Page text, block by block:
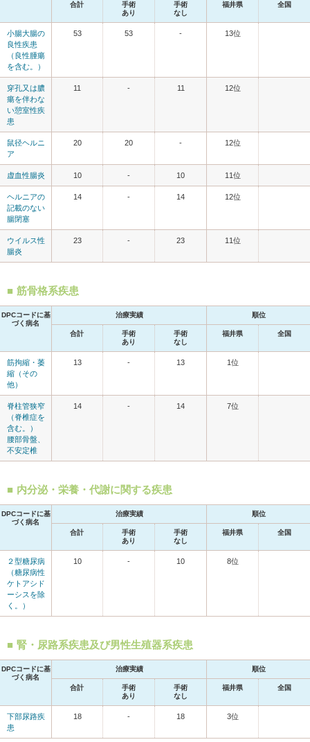
合計
手術
あり
手術
なし
福井県 全国
小腸大腸の
良性疾患
（良性腫瘍
を含む。）
53 53 - 13位
穿孔又は膿
瘍を伴わな
い憩室性疾
患
11 - 11 12位
鼠径ヘルニ
ア
20 20 - 12位
虚血性腸炎 10 - 10 11位
ヘルニアの
記載のない
腸閉塞
14 - 14 12位
ウイルス性
腸炎
23 - 23 11位
筋骨格系疾患
DPCコードに基
づく病名
治療実績 順位
合計
手術
あり
手術
なし
福井県 全国
筋拘縮・萎
縮（その
他）
13 - 13 1位
脊柱管狭窄
（脊椎症を
含む。）
腰部骨盤、
不安定椎
14 - 14 7位
内分泌・栄養・代謝に関する疾患
DPCコードに基
づく病名
治療実績 順位
合計
手術
あり
手術
なし
福井県 全国
２型糖尿病
（糖尿病性
ケトアシド
ーシスを除
く。）
10 - 10 8位
腎・尿路系疾患及び男性生殖器系疾患
DPCコードに基
づく病名
治療実績 順位
合計
手術
あり
手術
なし
福井県 全国
下部尿路疾
患
18 - 18 3位